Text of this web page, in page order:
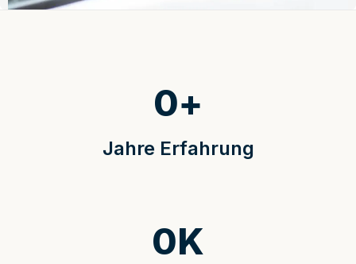
Jahre Erfahrung
0+
0K